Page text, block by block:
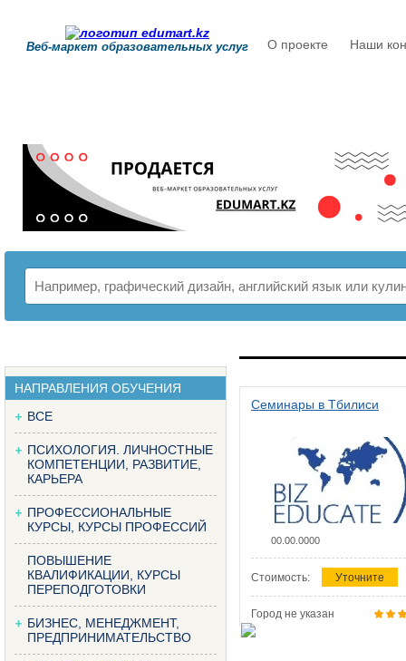
Веб-маркет образовательных услуг О проекте Наши
НАПРАВЛЕНИЯ ОБУЧЕНИЯ
ВСЕ
ПСИХОЛОГИЯ. ЛИЧНОСТНЫЕ
КОМПЕТЕНЦИИ, РАЗВИТИЕ,
КАРЬЕРА
ПРОФЕССИОНАЛЬНЫЕ
КУРСЫ, КУРСЫ ПРОФЕССИЙ
ПОВЫШЕНИЕ
КВАЛИФИКАЦИИ, КУРСЫ
ПЕРЕПОДГОТОВКИ
БИЗНЕС, МЕНЕДЖМЕНТ,
ПРЕДПРИНИМАТЕЛЬСТВО
Семинары в Тбилиси
00.00.0000
Стоимость: Уточните
Город не указан